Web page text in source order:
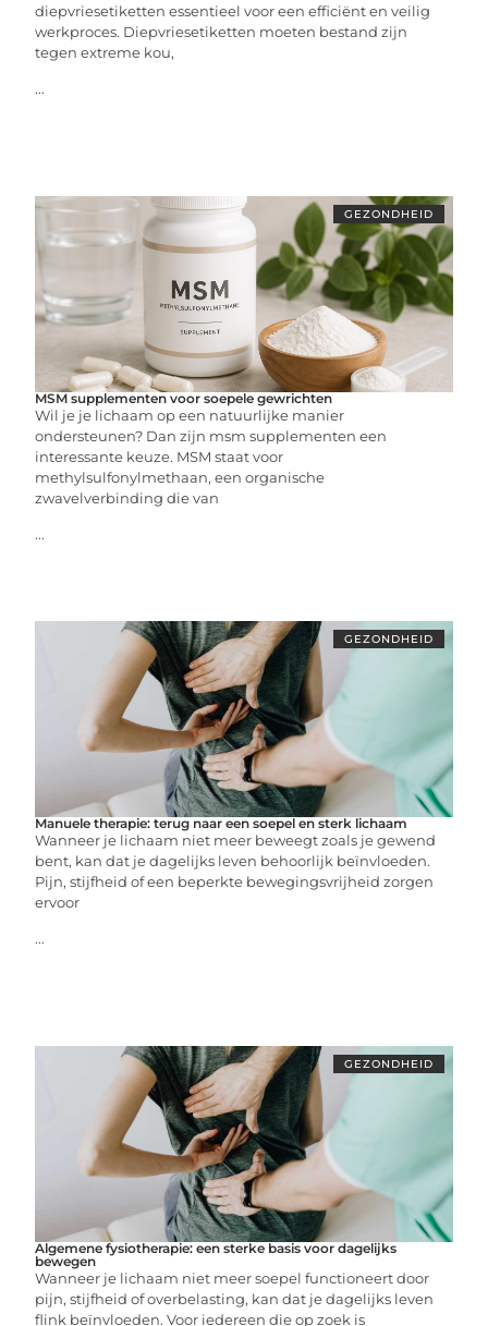
diepvriesetiketten essentieel voor een efficiënt en veilig
werkproces. Diepvriesetiketten moeten bestand zijn
tegen extreme kou,
...
GEZONDHEID
MSM supplementen voor soepele gewrichten
Wil je je lichaam op een natuurlijke manier
ondersteunen? Dan zijn msm supplementen een
interessante keuze. MSM staat voor
methylsulfonylmethaan, een organische
zwavelverbinding die van
...
GEZONDHEID
Manuele therapie: terug naar een soepel en sterk lichaam
Wanneer je lichaam niet meer beweegt zoals je gewend
bent, kan dat je dagelijks leven behoorlijk beïnvloeden.
Pijn, stijfheid of een beperkte bewegingsvrijheid zorgen
ervoor
...
GEZONDHEID
Algemene fysiotherapie: een sterke basis voor dagelijks
bewegen
Wanneer je lichaam niet meer soepel functioneert door
pijn, stijfheid of overbelasting, kan dat je dagelijks leven
flink beïnvloeden. Voor iedereen die op zoek is